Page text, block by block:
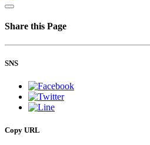
Share this Page
SNS
Copy URL